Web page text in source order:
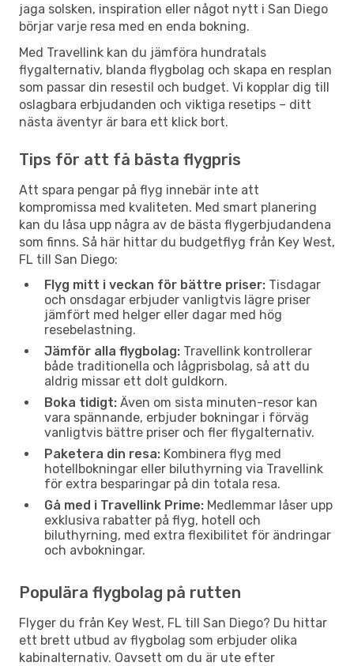
jaga solsken, inspiration eller något nytt i San Diego
börjar varje resa med en enda bokning.
Med Travellink kan du jämföra hundratals
flygalternativ, blanda flygbolag och skapa en resplan
som passar din resestil och budget. Vi kopplar dig till
oslagbara erbjudanden och viktiga resetips – ditt
nästa äventyr är bara ett klick bort.
Tips för att få bästa flygpris
Att spara pengar på flyg innebär inte att
kompromissa med kvaliteten. Med smart planering
kan du låsa upp några av de bästa flygerbjudandena
som finns. Så här hittar du budgetflyg från Key West,
FL till San Diego:
Flyg mitt i veckan för bättre priser: Tisdagar
och onsdagar erbjuder vanligtvis lägre priser
jämfört med helger eller dagar med hög
resebelastning.
Jämför alla flygbolag: Travellink kontrollerar
både traditionella och lågprisbolag, så att du
aldrig missar ett dolt guldkorn.
Boka tidigt: Även om sista minuten-resor kan
vara spännande, erbjuder bokningar i förväg
vanligtvis bättre priser och fler flygalternativ.
Paketera din resa: Kombinera flyg med
hotellbokningar eller biluthyrning via Travellink
för extra besparingar på din totala resa.
Gå med i Travellink Prime: Medlemmar låser upp
exklusiva rabatter på flyg, hotell och
biluthyrning, med extra flexibilitet för ändringar
och avbokningar.
Populära flygbolag på rutten
Flyger du från Key West, FL till San Diego? Du hittar
ett brett utbud av flygbolag som erbjuder olika
kabinalternativ. Oavsett om du är ute efter